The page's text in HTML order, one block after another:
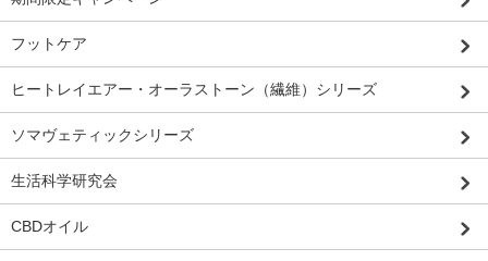
フットケア
ヒートレイエアー・オーラストーン（繊維）シリーズ
ソマヴェティックシリーズ
生活科学研究会
CBDオイル